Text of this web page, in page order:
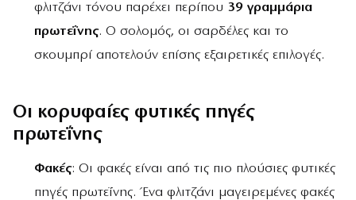
φλιτζάνι τόνου παρέχει περίπου 39 γραμμάρια
πρωτεΐνης. Ο σολομός, οι σαρδέλες και το
σκουμπρί αποτελούν επίσης εξαιρετικές επιλογές.
Οι κορυφαίες φυτικές πηγές
πρωτεΐνης
Φακές: Οι φακές είναι από τις πιο πλούσιες φυτικές
πηγές πρωτεΐνης. Ένα φλιτζάνι μαγειρεμένες φακές